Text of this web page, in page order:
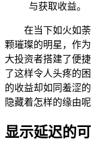
与获取收益。
在当下如火如
颗璀璨的明星，作
大投资者搭建了便
了这样令人头疼的
的收益却如同羞涩
隐藏着怎样的缘由呢
显示延迟的